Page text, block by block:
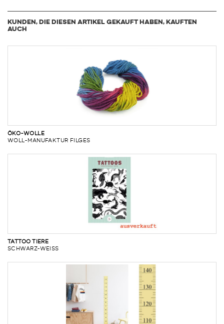
KUNDEN, DIE DIESEN ARTIKEL GEKAUFT HABEN, KAUFTEN
AUCH
ÖKO-WOLLE
WOLL-MANUFAKTUR FILGES
TATTOO TIERE
SCHWARZ-WEISS